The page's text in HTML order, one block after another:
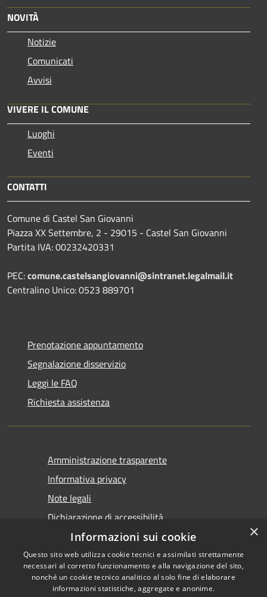
NOVITÀ
Notizie
Comunicati
Avvisi
VIVERE IL COMUNE
Luoghi
Eventi
CONTATTI
Comune di Castel San Giovanni
Piazza XX Settembre, 2 - 29015 - Castel San Giovanni
Partita IVA: 00232420331
PEC:comune.castelsangiovanni@sintranet.legalmail.it
Centralino Unico: 0523 889701
Prenotazione appuntamento
Segnalazione disservizio
Leggi le FAQ
Richiesta assistenza
Amministrazione trasparente
Informativa privacy
Note legali
Dichiarazione di accessibilità
Copyright © 2026 • Comune di
×
Informazioni sui cookie
Questo sito web utilizza cookie tecnici e assimilati strettamente
necessari al corretto funzionamento e alla navigazione del sito,
nonché un cookie tecnico analitico al solo fine di elaborare
informazioni statistiche, aggregate e anonime.